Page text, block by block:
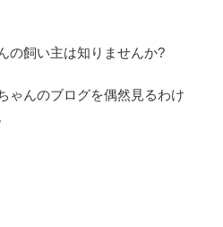
の飼い主は知りませんか?
ゃんのブログを偶然見るわけ